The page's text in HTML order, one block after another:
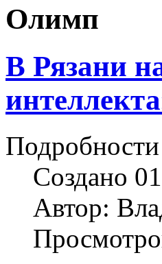
Олимп
В Рязани
Подробности
Создано
Автор: